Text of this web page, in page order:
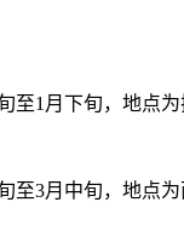
1月下旬，地点为
3月中旬，地点为